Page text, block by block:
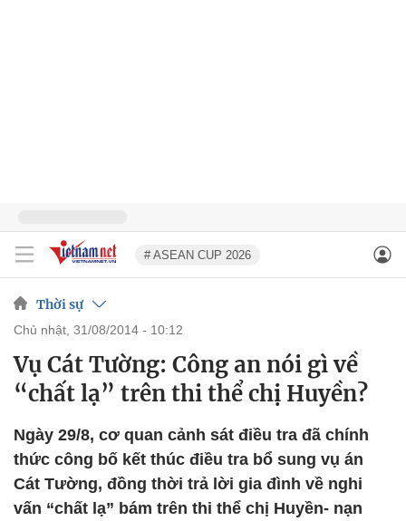
# ASEAN CUP 2026
Thời sự
chủ nhật, 31/08/2014 - 10:12
Vụ Cát Tường: Công an nói gì về
“chất lạ” trên thi thể chị Huyền?
Ngày 29/8, cơ quan cảnh sát điều tra đã chính
thức công bố kết thúc điều tra bổ sung vụ án
Cát Tường, đồng thời trả lời gia đình về nghi
vấn “chất lạ” bám trên thi thể chị Huyền- nạn